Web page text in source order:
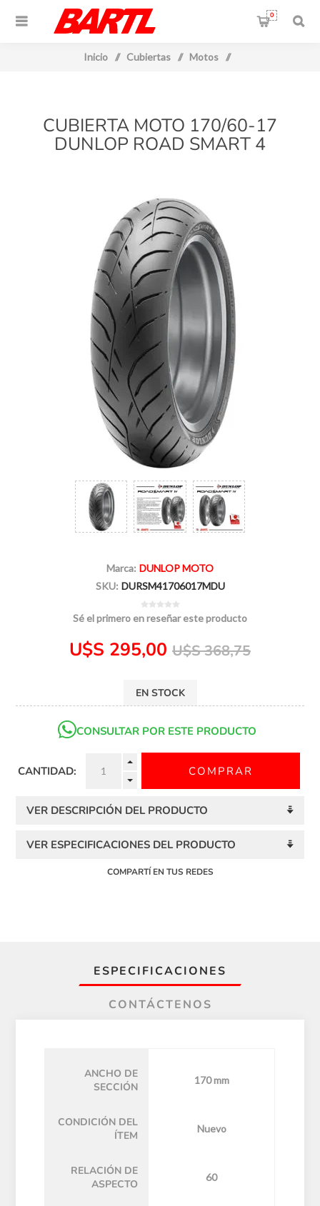
0
Inicio / Cubiertas / Motos /
CUBIERTA MOTO 170/60-17
DUNLOP ROAD SMART 4
Marca: DUNLOP MOTO
SKU: DURSM41706017MDU
Sé el primero en reseñar este producto
U$S 295,00 U$S 368,75
EN STOCK
CONSULTAR POR ESTE PRODUCTO
CANTIDAD:
VER DESCRIPCIÓN DEL PRODUCTO
VER ESPECIFICACIONES DEL PRODUCTO
COMPARTÍ EN TUS REDES
ESPECIFICACIONES
CONTÁCTENOS
ANCHO DE
SECCIÓN
170 mm
CONDICIÓN DEL
ÍTEM
Nuevo
RELACIÓN DE
ASPECTO
60